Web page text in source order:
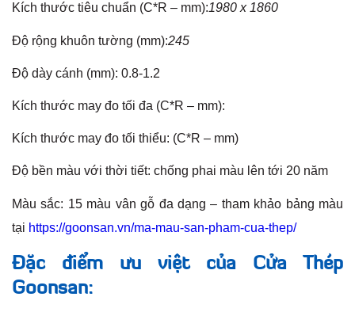
Kích thước tiêu chuẩn (C*R – mm):1980 x 1860
Độ rộng khuôn tường (mm):245
Độ dày cánh (mm): 0.8-1.2
Kích thước may đo tối đa (C*R – mm):
Kích thước may đo tối thiểu: (C*R – mm)
Độ bền màu với thời tiết: chống phai màu lên tới 20 năm
Màu sắc: 15 màu vân gỗ đa dạng – tham khảo bảng màu
tại https://goonsan.vn/ma-mau-san-pham-cua-thep/
Đặc điểm ưu việt của Cửa Thép
Goonsan: